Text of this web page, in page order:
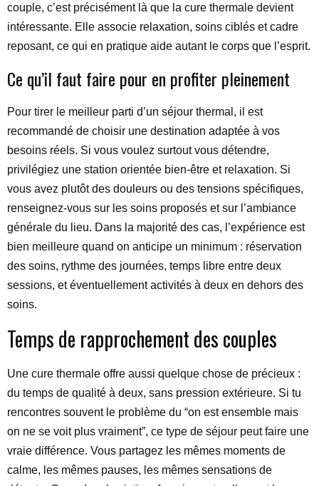
couple, c’est précisément là que la cure thermale devient
intéressante. Elle associe relaxation, soins ciblés et cadre
reposant, ce qui en pratique aide autant le corps que l’esprit.
Ce qu’il faut faire pour en profiter pleinement
Pour tirer le meilleur parti d’un séjour thermal, il est
recommandé de choisir une destination adaptée à vos
besoins réels. Si vous voulez surtout vous détendre,
privilégiez une station orientée bien-être et relaxation. Si
vous avez plutôt des douleurs ou des tensions spécifiques,
renseignez-vous sur les soins proposés et sur l’ambiance
générale du lieu. Dans la majorité des cas, l’expérience est
bien meilleure quand on anticipe un minimum : réservation
des soins, rythme des journées, temps libre entre deux
sessions, et éventuellement activités à deux en dehors des
soins.
Temps de rapprochement des couples
Une cure thermale offre aussi quelque chose de précieux :
du temps de qualité à deux, sans pression extérieure. Si tu
rencontres souvent le problème du “on est ensemble mais
on ne se voit plus vraiment”, ce type de séjour peut faire une
vraie différence. Vous partagez les mêmes moments de
calme, les mêmes pauses, les mêmes sensations de